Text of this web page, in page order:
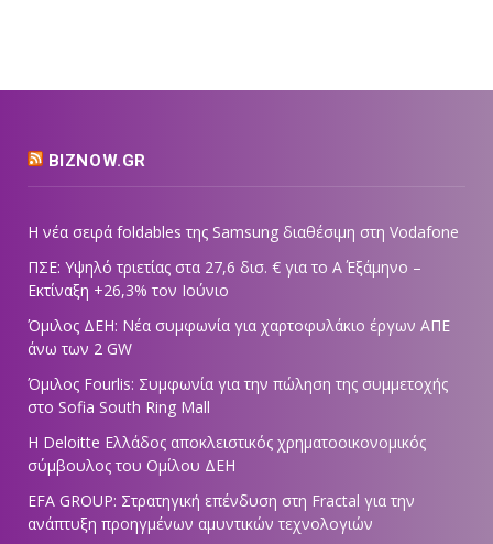
BIZNOW.GR
Η νέα σειρά foldables της Samsung διαθέσιμη στη Vodafone
ΠΣΕ: Υψηλό τριετίας στα 27,6 δισ. € για το Α΄ Εξάμηνο –
Εκτίναξη +26,3% τον Ιούνιο
Όμιλος ΔΕΗ: Νέα συμφωνία για χαρτοφυλάκιο έργων ΑΠΕ
άνω των 2 GW
Όμιλος Fourlis: Συμφωνία για την πώληση της συμμετοχής
στο Sofia South Ring Mall
Η Deloitte Ελλάδος αποκλειστικός χρηματοοικονομικός
σύμβουλος του Ομίλου ΔΕΗ
EFA GROUP: Στρατηγική επένδυση στη Fractal για την
ανάπτυξη προηγμένων αμυντικών τεχνολογιών